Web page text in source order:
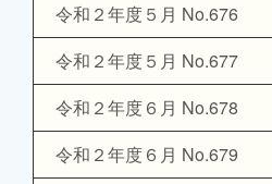
令和２年度５月 No.676
令和２年度５月 No.677
令和２年度６月 No.678
令和２年度６月 No.679